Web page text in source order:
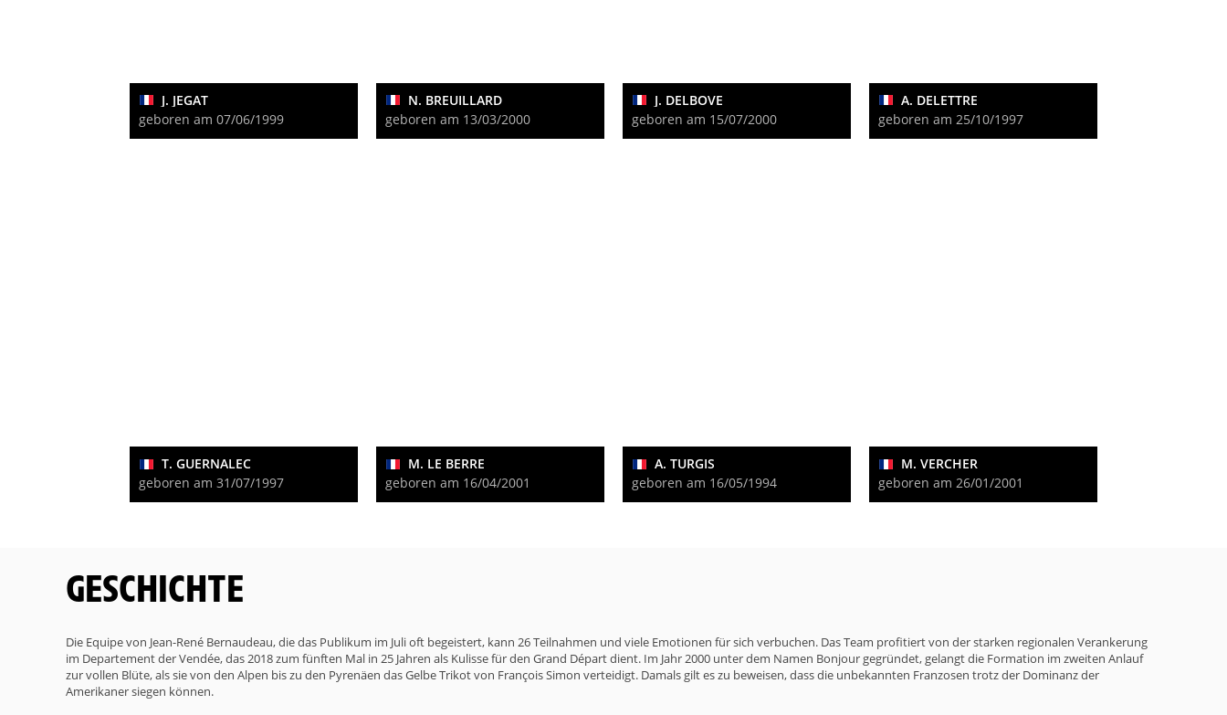
J. JEGAT
geboren am 07/06/1999
N. BREUILLARD
geboren am 13/03/2000
J. DELBOVE
geboren am 15/07/2000
A. DELETTRE
geboren am 25/10/1997
T. GUERNALEC
geboren am 31/07/1997
M. LE BERRE
geboren am 16/04/2001
A. TURGIS
geboren am 16/05/1994
M. VERCHER
geboren am 26/01/2001
GESCHICHTE
Die Equipe von Jean-René Bernaudeau, die das Publikum im Juli oft begeistert, kann 26 Teilnahmen und viele Emotionen für sich verbuchen. Das Team profitiert von der starken regionalen Verankerung
im Departement der Vendée, das 2018 zum fünften Mal in 25 Jahren als Kulisse für den Grand Départ dient. Im Jahr 2000 unter dem Namen Bonjour gegründet, gelangt die Formation im zweiten Anlauf
zur vollen Blüte, als sie von den Alpen bis zu den Pyrenäen das Gelbe Trikot von François Simon verteidigt. Damals gilt es zu beweisen, dass die unbekannten Franzosen trotz der Dominanz der
Amerikaner siegen können.